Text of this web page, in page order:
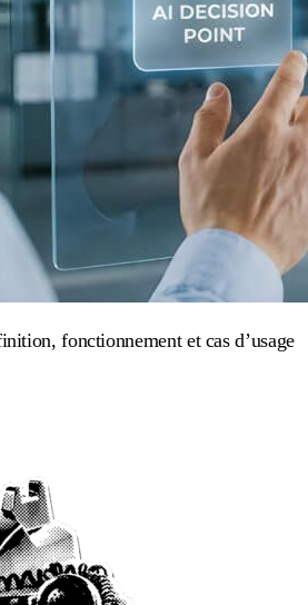
fonctionnement et cas d’usage